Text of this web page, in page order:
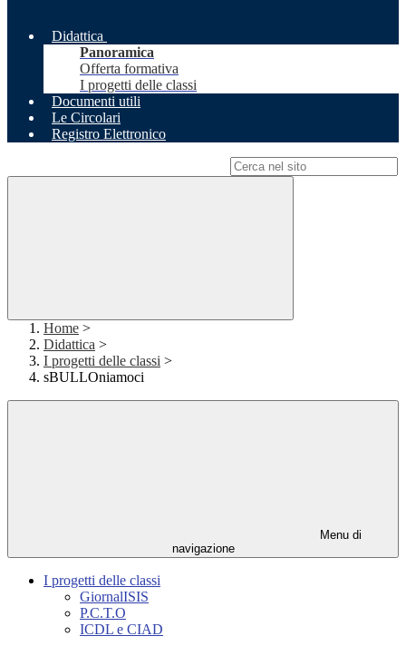
Didattica
Panoramica
Offerta formativa
I progetti delle classi
Documenti utili
Le Circolari
Registro Elettronico
Home >
Didattica >
I progetti delle classi >
sBULLOniamoci
Menu di
navigazione
I progetti delle classi
GiornalISIS
P.C.T.O
ICDL e CIAD